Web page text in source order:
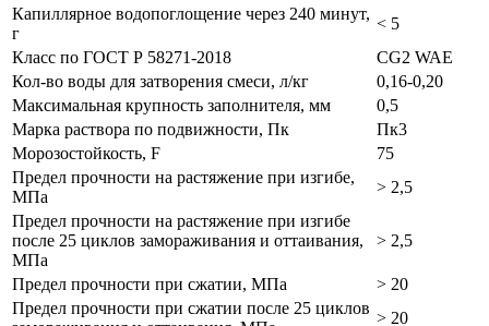
Капиллярное водопоглощение через 240 минут,
г
< 5
Класс по ГОСТ Р 58271-2018
CG2 WAE
Кол-во воды для затворения смеси, л/кг
0,16-0,20
Максимальная крупность заполнителя, мм
0,5
Марка раствора по подвижности, Пк
Пк3
Морозостойкость, F
75
Предел прочности на растяжение при изгибе,
МПа
> 2,5
Предел прочности на растяжение при изгибе
после 25 циклов замораживания и оттаивания,
МПа
> 2,5
Предел прочности при сжатии, МПа
> 20
Предел прочности при сжатии после 25 циклов
> 20